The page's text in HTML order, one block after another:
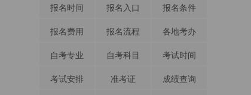
报名时间 报名入口
报名条件
报名费用
报名流程
各地考办
自考专业
自考科目
考试时间
考试安排
准考证
成绩查询